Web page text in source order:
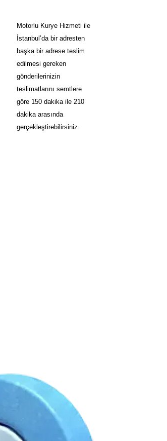
Motorlu Kurye Hizmeti ile
İstanbul’da bir adresten
başka bir adrese teslim
edilmesi gereken
gönderilerinizin
teslimatlarını semtlere
göre 150 dakika ile 210
dakika arasında
gerçekleştirebilirsiniz.